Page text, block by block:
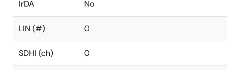
IrDA No
LIN (#) 0
SDHI (ch) 0